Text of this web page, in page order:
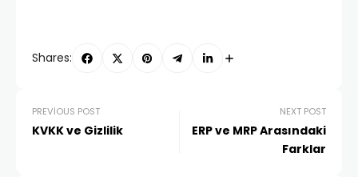
Shares:
PREVIOUS POST
KVKK ve Gizlilik
NEXT POST
ERP ve MRP Arasındaki
Farklar